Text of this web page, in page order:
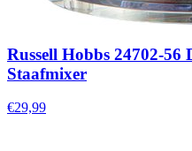
Russell Hobbs 24702-56
Staafmixer
€29,99